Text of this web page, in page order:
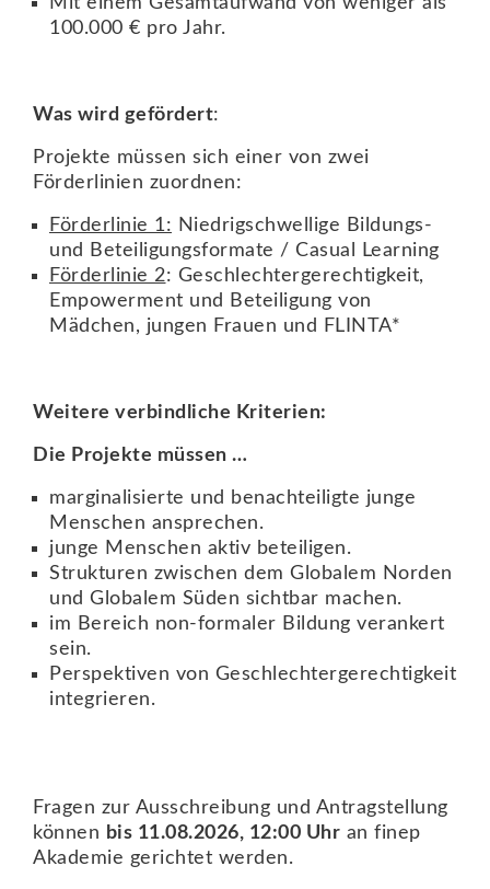
100.000 € pro Jahr.
Was wird gefördert:
Projekte müssen sich einer von zwei
Förderlinien zuordnen:
Förderlinie 1: Niedrigschwellige Bildungs-
und Beteiligungsformate / Casual Learning
Förderlinie 2: Geschlechtergerechtigkeit,
Empowerment und Beteiligung von
Mädchen, jungen Frauen und FLINTA*
Weitere verbindliche Kriterien:
Die Projekte müssen …
marginalisierte und benachteiligte junge
Menschen ansprechen.
junge Menschen aktiv beteiligen.
Strukturen zwischen dem Globalem Norden
und Globalem Süden sichtbar machen.
im Bereich non-formaler Bildung verankert
sein.
Perspektiven von Geschlechtergerechtigkeit
integrieren.
Fragen zur Ausschreibung und Antragstellung
können bis 11.08.2026, 12:00 Uhr an finep
Akademie gerichtet werden.